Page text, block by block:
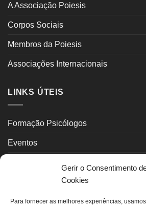
Gerir o Consentimento
Cookies
Para fornecer as melhores experiências,
A Associação Poiesis
Corpos Sociais
Membros da Poiesis
Associações Internacionais
LINKS ÚTEIS
Formação Psicólogos
Eventos